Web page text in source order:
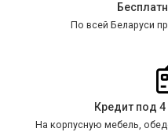
По всей Беларуси
Кредит под
На корпусную мебель,